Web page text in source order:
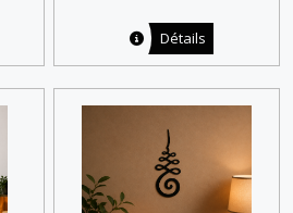
Détails